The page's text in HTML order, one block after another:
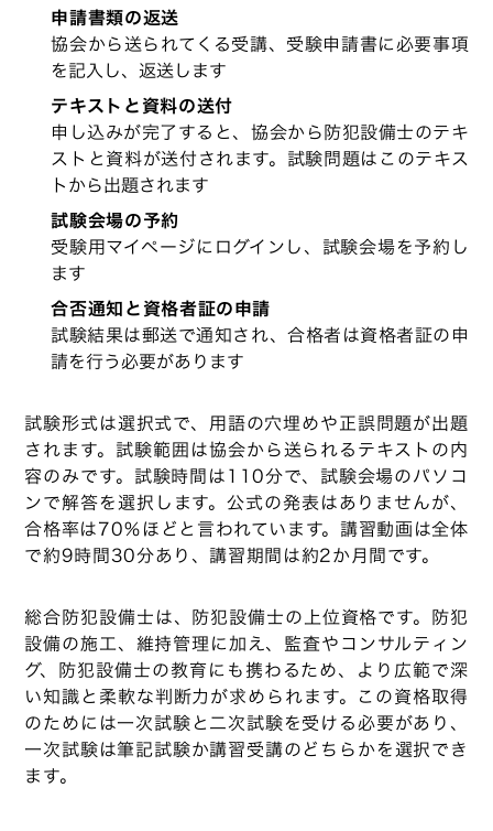
申請書類の返送
協会から送られてくる受講、受験申請書に必要事項
を記入し、返送します
テキストと資料の送付
申し込みが完了すると、協会から防犯設備士のテキ
ストと資料が送付されます。試験問題はこのテキス
トから出題されます
試験会場の予約
受験用マイページにログインし、試験会場を予約し
ます
合否通知と資格者証の申請
試験結果は郵送で通知され、合格者は資格者証の申
請を行う必要があります
試験形式は選択式で、用語の穴埋めや正誤問題が出題
されます。試験範囲は協会から送られるテキストの内
容のみです。試験時間は110分で、試験会場のパソコ
ンで解答を選択します。公式の発表はありませんが、
合格率は70％ほどと言われています。講習動画は全体
で約9時間30分あり、講習期間は約2か月間です。
総合防犯設備士は、防犯設備士の上位資格です。防犯
設備の施工、維持管理に加え、監査やコンサルティン
グ、防犯設備士の教育にも携わるため、より広範で深
い知識と柔軟な判断力が求められます。この資格取得
のためには一次試験と二次試験を受ける必要があり、
一次試験は筆記試験か講習受講のどちらかを選択でき
ます。